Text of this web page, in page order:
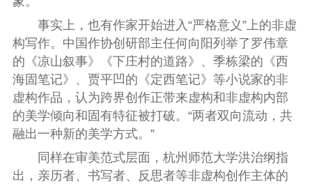
事实上，也有作家开始进入“严格意义”上的非虚
构写作。中国作协创研部主任何向阳列举了罗伟章
的《凉山叙事》《下庄村的道路》、季栋梁的《西
海固笔记》、贾平凹的《定西笔记》等小说家的非
虚构作品，认为跨界创作正带来虚构和非虚构内部
的美学倾向和固有特征被打破。“两者双向流动，共
融出一种新的美学方式。”
同样在审美范式层面，杭州师范大学洪治纲指
出，亲历者、书写者、反思者等非虚构创作主体的